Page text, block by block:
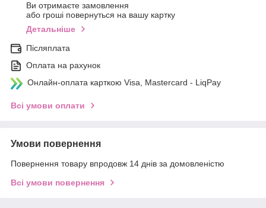
Ви отримаєте замовлення
або гроші повернуться на вашу картку
Детальніше
Післяплата
Оплата на рахунок
Онлайн-оплата карткою Visa, Mastercard - LiqPay
Всі умови оплати
Умови повернення
Повернення товару впродовж 14 днів за домовленістю
Всі умови повернення